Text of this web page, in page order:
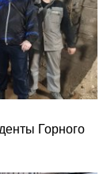
Горного